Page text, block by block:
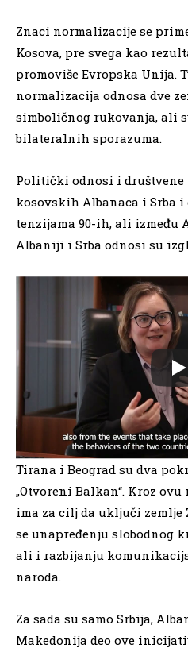
Znaci normalizacije se
Kosova, pre svega kao
promoviše Evropska Unija.
normalizacija odnosa dve
simboličnog rukovanja, ali
bilateralnih sporazuma.
Politički odnosi i društvene
kosovskih Albanaca i Srba i
tenzijama 90-ih, ali između
Albaniji i Srba odnosi su
Tirana i Beograd su dva
„Otvoreni Balkan“. Kroz
ima za cilj da uključi zemlje
se unapređenju slobodnog
ali i razbijanju
naroda.
Za sada su samo Srbija,
Makedonija deo ove